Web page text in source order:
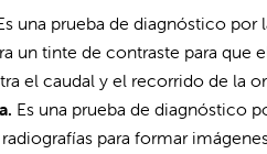
una prueba de diagnóstico por
un tinte de contraste para que
el caudal y el recorrido de la
Es una prueba de diagnóstico
para formar